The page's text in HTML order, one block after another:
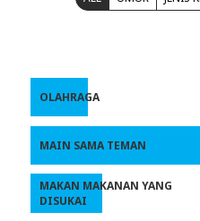
OLAHRAGA
MAIN SAMA TEMAN
MAKAN MAKANAN YANG
DISUKAI